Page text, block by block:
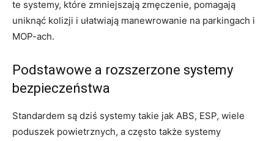
te systemy, które zmniejszają zmęczenie, pomagają
uniknąć kolizji i ułatwiają manewrowanie na parkingach i
MOP-ach.
Podstawowe a rozszerzone systemy
bezpieczeństwa
Standardem są dziś systemy takie jak ABS, ESP, wiele
poduszek powietrznych, a często także systemy